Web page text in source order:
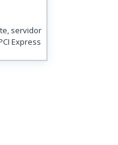
servidor
Express